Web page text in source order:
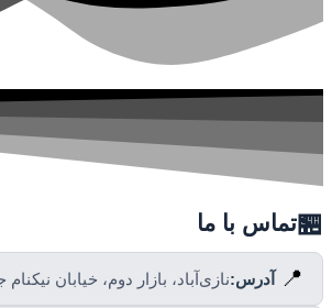
🏪تماس با ما
📍 آدرس:نازی‌آباد، بازار دوم، خیابان نیکنام